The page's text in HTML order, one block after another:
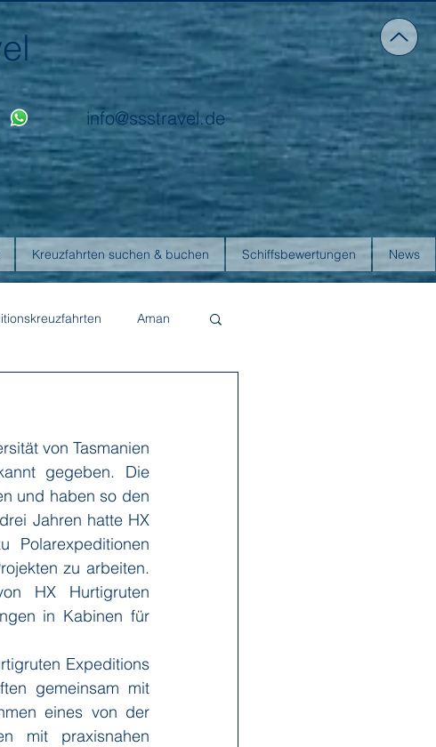
info@ssstravel.de
Kreuzfahrten suchen & buchen Schiffsbewertungen News
Aman
Scenic
Swan Hellenic
von Tasmanien
gegeben. Die
und haben so den
Jahren hatte HX
Polarexpeditionen
zu arbeiten.
HX Hurtigruten
in Kabinen für
Expeditions
gemeinsam mit
eines von der
mit praxisnahen